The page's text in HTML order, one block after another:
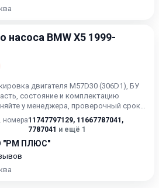
насоса BMW X5 1999-
двигателя M57D30 (306D1), БУ
состояние и комплектацию
у менеджера, проверочный срок
до 30 дней.
номера11747797129, 11667787041 ,
7787041 и ещё 1
"РМ ПЛЮС"